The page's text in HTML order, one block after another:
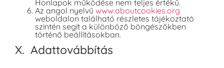
Honlapok működése nem teljes értékű.
Az angol nyelvű www.aboutcookies.org
weboldalon található részletes tájékoztató
szintén segít a különböző böngészőkben
történő beállításokban.
X. Adattovábbítás